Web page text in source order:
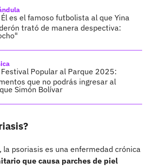
Él es el famoso futbolista al que Yina
trató de manera despectiva:
Festival Popular al Parque 2025:
que no podrás ingresar al
Simón Bolívar
la psoriasis es una enfermedad crónica
que causa parches de piel